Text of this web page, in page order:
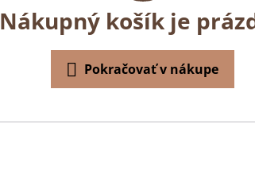
Nákupný košík je
Pokračovať v nákupe